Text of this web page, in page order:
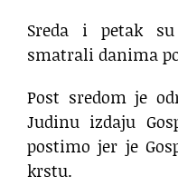
Sreda i petak
smatrali danima
Post sredom je
Judinu izdaju
postimo jer je
krstu.